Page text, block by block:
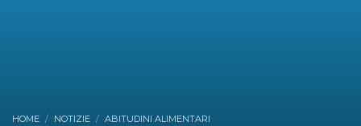
HOME NOTIZIE
ABITUDINI ALIMENTARI